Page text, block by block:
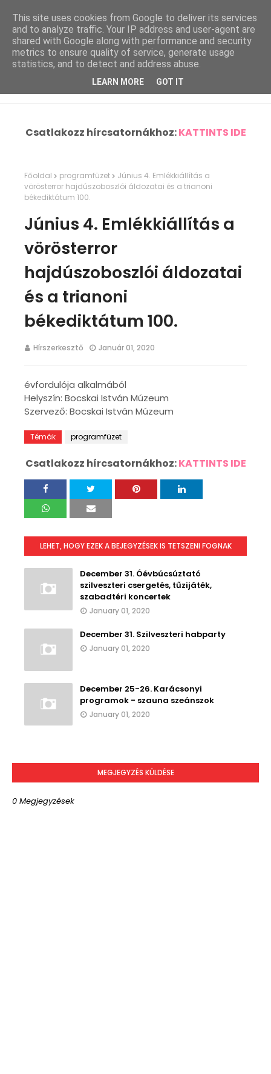
Csatlakozz hírcsatornákhoz:KATTINTS IDE
Főoldal programfüzet
Június 4. Emlékkiállítás a
vörösterror hajdúszoboszlói áldozatai és a trianoni
békediktátum 100.
Június 4. Emlékkiállítás a
vörösterror
hajdúszoboszlói áldozatai
és a trianoni
békediktátum 100.
Hírszerkesztő Január 01, 2020
évfordulója alkalmából
Helyszín: Bocskai István Múzeum
Szervező: Bocskai István Múzeum
Témák programfüzet
Csatlakozz hírcsatornákhoz:KATTINTS IDE
LEHET, HOGY EZEK A BEJEGYZÉSEK IS TETSZENI FOGNAK
December 31. Óévbúcsúztató
szilveszteri csergetés, tűzijáték,
szabadtéri koncertek
January 01, 2020
December 31. Szilveszteri habparty
January 01, 2020
December 25-26. Karácsonyi
programok - szauna szeánszok
January 01, 2020
MEGJEGYZÉS KÜLDÉSE
0 Megjegyzések
This site uses cookies from Google to deliver its services
and to analyze traffic. Your IP address and user-agent are
shared with Google along with performance and security
metrics to ensure quality of service, generate usage
statistics, and to detect and address abuse.
LEARN MORE GOT IT